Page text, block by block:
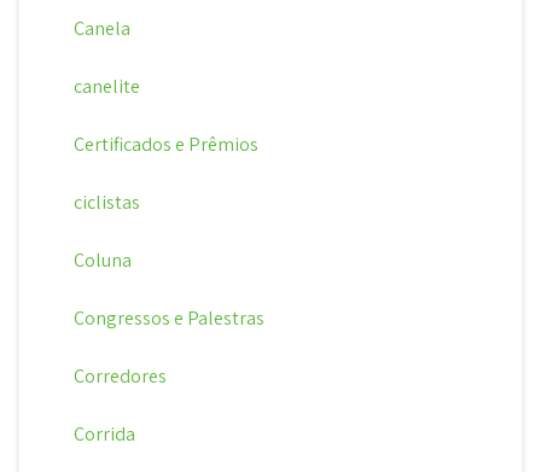
Canela
canelite
Certificados e Prêmios
ciclistas
Coluna
Congressos e Palestras
Corredores
Corrida